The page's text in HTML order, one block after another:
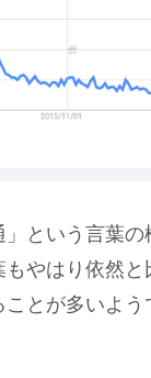
という言葉
やはり依然と
とが多いよう